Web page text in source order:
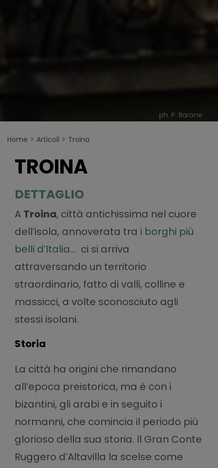
ph. P. Barone
Home Articoli Troina
TROINA
DETTAGLIO
A Troina, città antichissima nel cuore
dell’isola, annoverata tra i borghi più
belli d’Italia… ci si arriva
attraversando un territorio
straordinario, fatto di valli, colline e
massicci, a volte sconosciuto agli
stessi isolani.
Storia
La città ha origini che rimandano
all’epoca preistorica, ma è con i
bizantini, gli arabi e in seguito i
normanni, che comincia il periodo più
glorioso della sua storia. Il Gran Conte
Ruggero d’Altavilla la scelse come